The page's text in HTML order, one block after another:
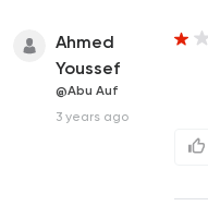
Ahmed
Youssef
@Abu Auf
3 years ago